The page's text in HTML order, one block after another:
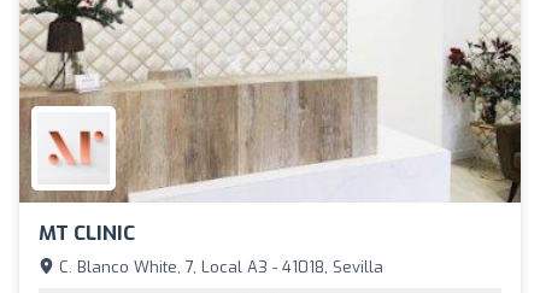
MT CLINIC
C. Blanco White, 7, Local A3 - 41018, Sevilla